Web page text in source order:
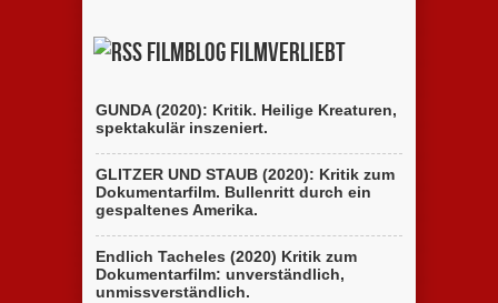
Filmblog filmverliebt
GUNDA (2020): Kritik. Heilige Kreaturen,
spektakulär inszeniert.
GLITZER UND STAUB (2020): Kritik zum
Dokumentarfilm. Bullenritt durch ein
gespaltenes Amerika.
Endlich Tacheles (2020) Kritik zum
Dokumentarfilm: unverständlich,
unmissverständlich.